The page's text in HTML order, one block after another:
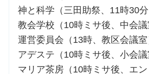
神と科学（三田助祭、11時30分
教会学校（10時ミサ後、中会議
運営委員会（13時、教区会議室
アデステ（10時ミサ後、小会議
マリア茶房（10時ミサ後、エ